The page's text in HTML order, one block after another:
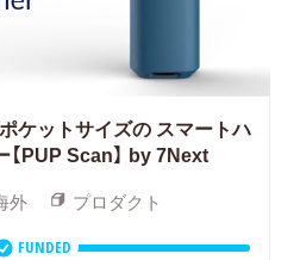
ケットサイズの スマートハ
【PUP Scan】 by 7Next
外 プロダクト
FUNDED